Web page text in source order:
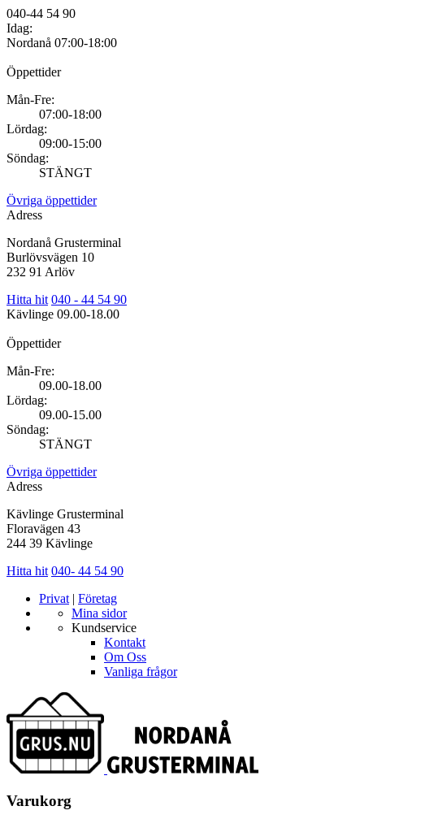
040-44 54 90
Idag:
Nordanå 07:00-18:00
Öppettider
Mån-Fre:
07:00-18:00
Lördag:
09:00-15:00
Söndag:
STÄNGT
Övriga öppettider
Adress
Nordanå Grusterminal
Burlövsvägen 10
232 91 Arlöv
Hitta hit 040 - 44 54 90
Kävlinge 09.00-18.00
Öppettider
Mån-Fre:
09.00-18.00
Lördag:
09.00-15.00
Söndag:
STÄNGT
Övriga öppettider
Adress
Kävlinge Grusterminal
Floravägen 43
244 39 Kävlinge
Hitta hit 040- 44 54 90
Privat | Företag
Mina sidor
Kundservice
Kontakt
Om Oss
Vanliga frågor
Varukorg